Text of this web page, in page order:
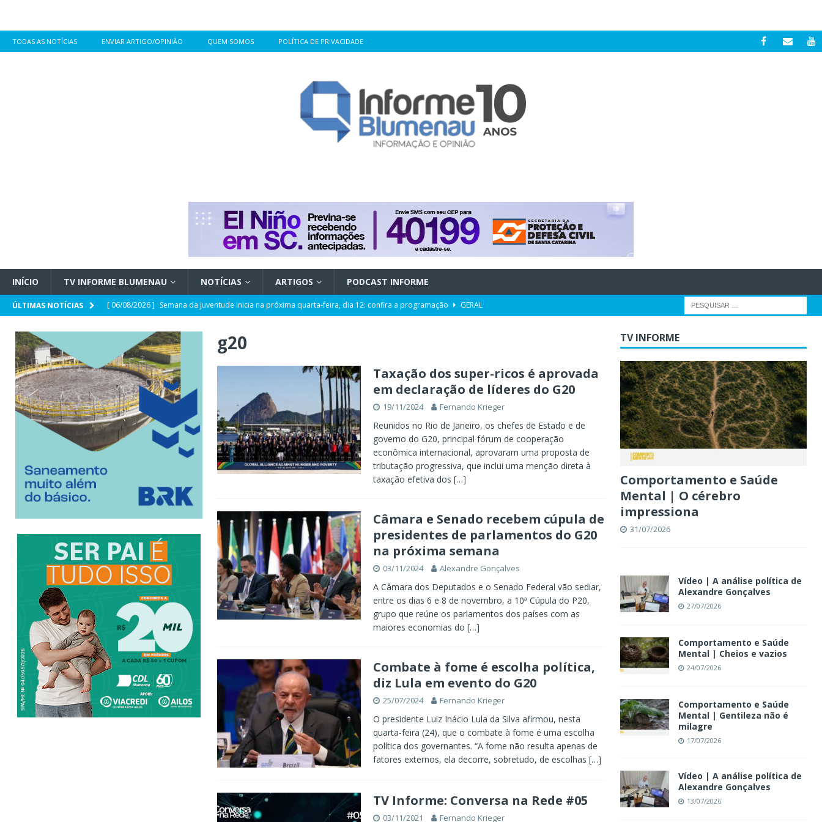
TODAS AS NOTÍCIAS ENVIAR ARTIGO/OPINIÃO QUEM SOMOS POLÍTICA DE PRIVACIDADE
INÍCIO TV INFORME BLUMENAU NOTÍCIAS ARTIGOS PODCAST INFORME
ÚLTIMAS NOTÍCIAS [ 06/08/2026 ] Semana da Juventude inicia na próxima quarta-feira, dia 12: confira a programação
GERAL
[ 06/08/2026 ] UFSC Blumenau terá curso de Ciência da Computação a partir de 2027
[ 06/08/2026 ] Primeiro suplente de Carol De Toni ao Senado será do partido NOVO
POLÍTICA
[ 06/08/2026 ] STJ decide punir Buzzi com perda de cargo após denúncias de assédio e importunação sexual
GERAL
[ 06/08/2026 ]
A deputada que gosta de uma “treta” entre os aliados POLÍTICA
g20
Taxação dos super-ricos é aprovada
em declaração de líderes do G20
19/11/2024 Fernando Krieger
Reunidos no Rio de Janeiro, os chefes de Estado e de
governo do G20, principal fórum de cooperação
econômica internacional, aprovaram uma proposta de
tributação progressiva, que inclui uma menção direta à
taxação efetiva dos […]
Câmara e Senado recebem cúpula de
presidentes de parlamentos do G20
na próxima semana
03/11/2024 Alexandre Gonçalves
A Câmara dos Deputados e o Senado Federal vão sediar,
entre os dias 6 e 8 de novembro, a 10ª Cúpula do P20,
grupo que reúne os parlamentos dos países com as
maiores economias do […]
Combate à fome é escolha política,
diz Lula em evento do G20
25/07/2024 Fernando Krieger
O presidente Luiz Inácio Lula da Silva afirmou, nesta
quarta-feira (24), que o combate à fome é uma escolha
política dos governantes. “A fome não resulta apenas de
fatores externos, ela decorre, sobretudo, de escolhas […]
TV Informe: Conversa na Rede #05
03/11/2021 Fernando Krieger
TV INFORME
Comportamento e Saúde
Mental | O cérebro
impressiona
31/07/2026
Vídeo | A análise política de
Alexandre Gonçalves
27/07/2026
Comportamento e Saúde
Mental | Cheios e vazios
24/07/2026
Comportamento e Saúde
Mental | Gentileza não é
milagre
17/07/2026
Vídeo | A análise política de
Alexandre Gonçalves
13/07/2026